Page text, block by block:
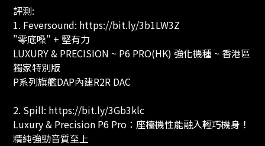
評測:
1. Feversound: https://bit.ly/3b1LW3Z
"零底嗓" + 堅有力
LUXURY & PRECISION ~ P6 PRO(HK) 強化機種 ~ 香港區
獨家特別版
P系列旗艦DAP內建R2R DAC
2. Spill: https://bit.ly/3Gb3klc
Luxury & Precision P6 Pro：座檯機性能融入輕巧機身！
精純強勁音質至上